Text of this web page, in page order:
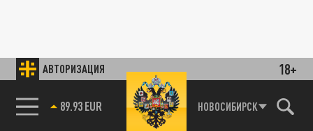
АВТОРИЗАЦИЯ 18+
85.64 BRENT НОВОСИБИРСК